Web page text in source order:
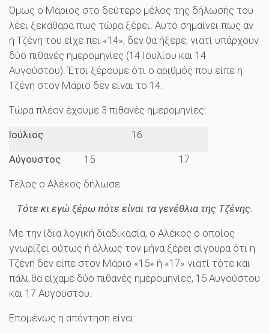
Όμως ο Μάριος στο δεύτερο μέλος της δήλωσής του
λέει ξεκάθαρα πως τώρα ξέρει. Αυτό σημαίνει πως αν
η Τζένη του είχε πει «14», δεν θα ήξερε, γιατί υπάρχουν
δύο πιθανές ημερομηνίες (14 Ιουλίου και 14
Αυγούστου). Έτσι ξέρουμε ότι ο αριθμός που είπε η
Τζένη στον Μάριο δεν είναι το 14.
Τώρα πλέον έχουμε 3 πιθανές ημερομηνίες:
Ιούλιος 16
Αύγουστος 15 17
Τέλος ο Αλέκος δήλωσε
Τότε κι εγώ ξέρω πότε είναι τα γενέθλια της Τζένης.
Με την ίδια λογική διαδικασία, ο Αλέκος ο οποίος
γνωρίζει ούτως ή άλλως τον μήνα ξέρει σίγουρα ότι η
Τζένη δεν είπε στον Μάριο «15» ή «17» γιατί τότε και
πάλι θα είχαμε δύο πιθανές ημερομηνίες, 15 Αυγούστου
και 17 Αυγούστου.
Επομένως η απάντηση είναι: